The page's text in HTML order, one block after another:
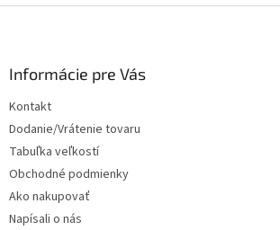
Informácie pre Vás
Kontakt
Dodanie/Vrátenie tovaru
Tabuľka veľkostí
Obchodné podmienky
Ako nakupovať
Napísali o nás